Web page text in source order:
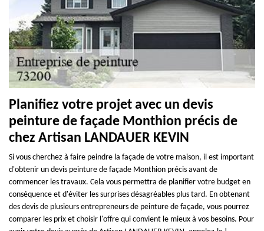
Planifiez votre projet avec un devis
peinture de façade Monthion précis de
chez Artisan LANDAUER KEVIN
Si vous cherchez à faire peindre la façade de votre maison, il est important
d'obtenir un devis peinture de façade Monthion précis avant de
commencer les travaux. Cela vous permettra de planifier votre budget en
conséquence et d'éviter les surprises désagréables plus tard. En obtenant
des devis de plusieurs entrepreneurs de peinture de façade, vous pourrez
comparer les prix et choisir l'offre qui convient le mieux à vos besoins. Pour